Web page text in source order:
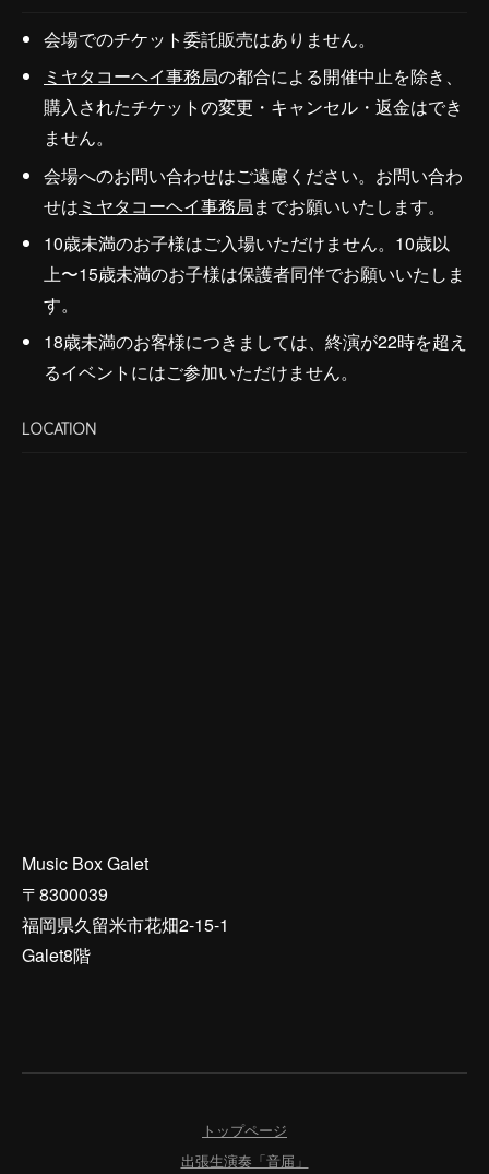
会場でのチケット委託販売はありません。
ミヤタコーヘイ事務局の都合による開催中止を除き、
購入されたチケットの変更・キャンセル・返金はでき
ません。
会場へのお問い合わせはご遠慮ください。お問い合わ
せは ミヤタコーヘイ事務局までお願いいたします。
10歳未満のお子様はご入場いただけません。10歳以
上〜15歳未満のお子様は保護者同伴でお願いいたしま
す。
18歳未満のお客様につきましては、終演が22時を超え
るイベントにはご参加いただけません。
LOCATION
Music Box Galet
〒8300039
福岡県久留米市花畑2-15-1
Galet8階
トップページ
出張生演奏「音届」